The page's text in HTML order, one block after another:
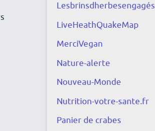
Lesbrinsdherbesengagés
LiveHeathQuakeMap
MerciVegan
Nature-alerte
Nouveau-Monde
Nutrition-votre-sante.fr
Panier de crabes